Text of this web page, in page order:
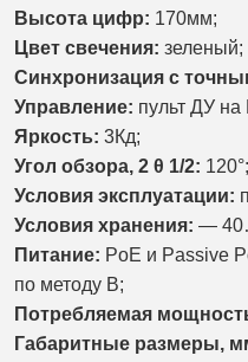
Высота цифр: 170мм;
Цвет свечения: зеленый;
Синхронизация с
Управление: пульт ДУ
Яркость: 3Кд;
Угол обзора, 2 θ 1/2: 120°;
Условия эксплуатации:
Условия хранения: —
Питание: PoE и Passive
по методу B;
Потребляемая
Габаритные размеры,